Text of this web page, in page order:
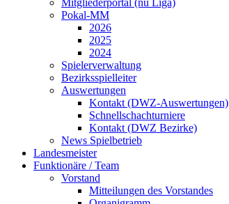
Pokal-MM
2026
2025
2024
Spielerverwaltung
Bezirksspielleiter
Auswertungen
Kontakt (DWZ-Auswertungen)
Schnellschachturniere
Kontakt (DWZ Bezirke)
News Spielbetrieb
Landesmeister
Funktionäre / Team
Vorstand
Mitteilungen des Vorstandes